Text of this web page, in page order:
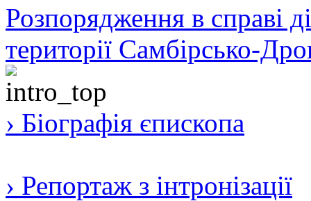
Розпорядження в справі
території Самбірсько-
› Біографія єпископа
› Репортаж з інтронізації